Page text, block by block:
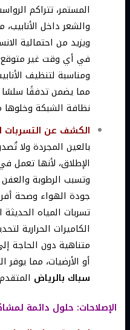
المستمر، تتراكم
والشعر داخل
ويزيد من احتمالية
في أي وقت غير
ومناسبة لتنظيف
مما يضمن تدفقًا
نظافة الشبكة وخلوها
الكشف عن التسربات
بالعين المجردة ولا
الإطلاق، لأنها
وتسبب الرطوبة
جودة الهواء وصحة
تسربات المياه
الكاميرات الحرارية
متناهية دون الحاجة
أو الأرضيات، مما يوفر
سباك بالرياض
الإصلاحات: حلول دائمة